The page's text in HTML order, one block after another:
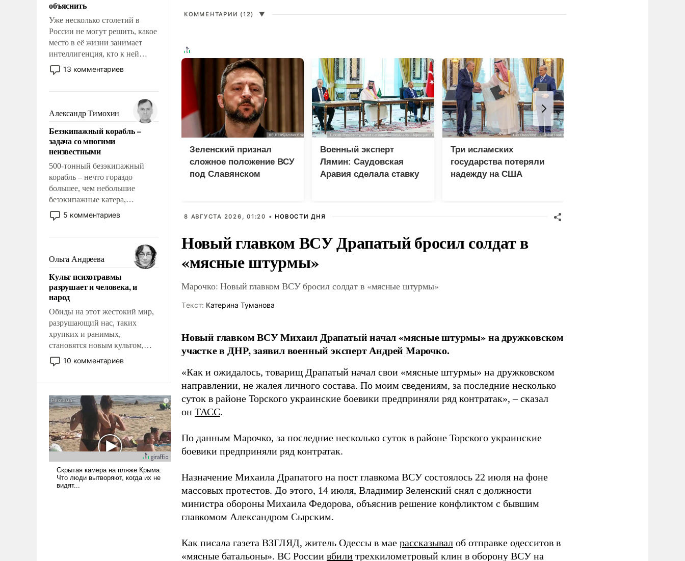
объяснить
Уже несколько столетий в
России не могут решить, какое
место в её жизни занимает
интеллигенция, кто к ней
принадлежит, а кого из неё
исключили с правом
чем она отличается от просто
образованных людей. Иногда
казалось, что эти вопросы
решены раз и навсегда, но –
нет, не решены.
13 комментариев
Александр Тимохин
Безэкипажный корабль –
задача со многими
неизвестными
500-тонный безэкипажный
корабль – нечто гораздо
большее, чем небольшие
безэкипажные катера,
применение которых уже
стало обыденностью. Задача по
сложна и амбициозна. Однако
и ее реализация радикально
поднимет наши боевые
возможности.
5 комментариев
Ольга Андреева
Культ психотравмы
разрушает и человека, и
народ
Обиды на этот жестокий мир,
разрушающий нас, таких
хрупких и ранимых,
становятся новым культом,
постепенно вытесняя и
отменяя традиционное
ударами судьбы, брать на себя
ответственность, помогать
слабым, идти вперед и
адаптироваться.
10 комментариев
КОММЕНТАРИИ (12) ▼
Зеленский признал
сложное положение ВСУ
под Славянском
Военный эксперт
Лямин: Саудовская
Аравия сделала ставку
Три исламских
государства потеряли
надежду на США
8 АВГУСТА 2026, 01:20 • НОВОСТИ ДНЯ
Новый главком ВСУ Драпатый бросил солдат в
«мясные штурмы»
Марочко: Новый главком ВСУ бросил солдат в «мясные штурмы»
Tекст: Катерина Туманова
Новый главком ВСУ Михаил Драпатый начал «мясные штурмы» на дружковском
участке в ДНР, заявил военный эксперт Андрей Марочко.
«Как и ожидалось, товарищ Драпатый начал свои «мясные штурмы» на дружковском
направлении, не жалея личного состава. По моим сведениям, за последние несколько
суток в районе Торского украинские боевики предприняли ряд контратак», – сказал
он ТАСС.
По данным Марочко, за последние несколько суток в районе Торского украинские
боевики предприняли ряд контратак.
Назначение Михаила Драпатого на пост главкома ВСУ состоялось 22 июля на фоне
массовых протестов. До этого, 14 июля, Владимир Зеленский снял с должности
министра обороны Михаила Федорова, объяснив решение конфликтом с бывшим
главкомом Александром Сырским.
Как писала газета ВЗГЛЯД, житель Одессы в мае рассказывал об отправке одесситов в
«мясные батальоны». ВС России вбили трехкилометровый клин в оборону ВСУ на